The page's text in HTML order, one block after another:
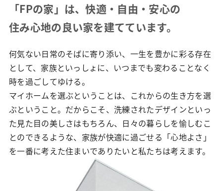
「FPの家」は、快適・自由・安心の
住み心地の良い家を建てています。
何気ない日常のそばに寄り添い、一生を豊かに彩る存在
として、家族といっしょに、いつまでも変わることなく
時を過ごしてゆける。
マイホームを選ぶということは、これからの生き方を選
ぶということ。だからこそ、洗練されたデザインといっ
た見た目の美しさはもちろん、日々の暮らしを愉しむこ
とのできるような、家族が快適に過ごせる「心地よさ」
を一番に考えた住まいでありたいと私たちは考えます。